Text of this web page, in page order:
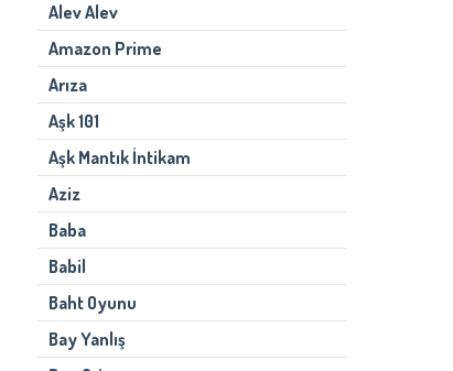
Alev Alev
Amazon Prime
Arıza
Aşk 101
Aşk Mantık İntikam
Aziz
Baba
Babil
Baht Oyunu
Bay Yanlış